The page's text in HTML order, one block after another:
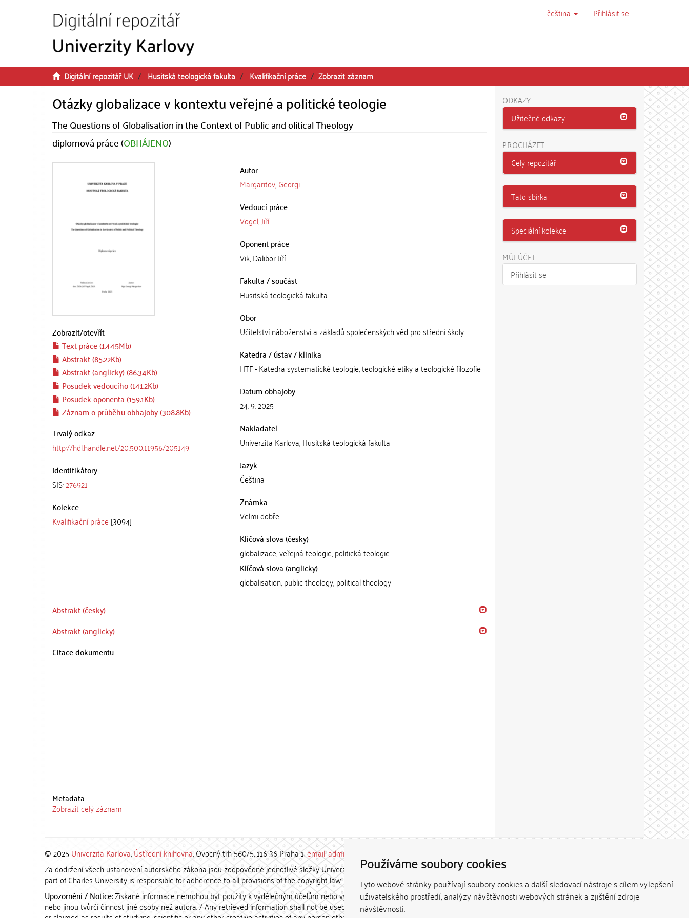
Používáme soubory cookies
Tyto webové stránky používají soubory cookies a další sledovací nástroje s cílem vylepšení
uživatelského prostředí, analýzy návštěvnosti webových stránek a zjištění zdroje
návštěvnosti.
čeština Přihlásit se
Digitální repozitář UK Husitská teologická fakulta Kvalifikační práce Zobrazit záznam
Otázky globalizace v kontextu veřejné a politické teologie
The Questions of Globalisation in the Context of Public and olitical Theology
diplomová práce (OBHÁJENO)
Zobrazit/otevřít
Text práce (1.445Mb)
Abstrakt (85.22Kb)
Abstrakt (anglicky) (86.34Kb)
Posudek vedoucího (141.2Kb)
Posudek oponenta (159.1Kb)
Záznam o průběhu obhajoby (308.8Kb)
Trvalý odkaz
http://hdl.handle.net/20.500.11956/205149
Identifikátory
SIS:276921
Kolekce
Kvalifikační práce [3094]
Autor
Margaritov, Georgi
Vedoucí práce
Vogel, Jiří
Oponent práce
Vik, Dalibor Jiří
Fakulta / součást
Husitská teologická fakulta
Obor
Učitelství náboženství a základů společenských věd pro střední školy
Katedra / ústav / klinika
HTF - Katedra systematické teologie, teologické etiky a teologické filozofie
Datum obhajoby
24. 9. 2025
Nakladatel
Univerzita Karlova, Husitská teologická fakulta
Jazyk
Čeština
Známka
Velmi dobře
Klíčová slova (česky)
globalizace, veřejná teologie, politická teologie
Klíčová slova (anglicky)
globalisation, public theology, political theology
Abstrakt (česky)
Abstrakt (anglicky)
Citace dokumentu
Metadata
Zobrazit celý záznam
ODKAZY
Užitečné odkazy
PROCHÁZET
Celý repozitář
Tato sbírka
Speciální kolekce
MŮJ ÚČET
Přihlásit se
© 2025 Univerzita Karlova,Ústřední knihovna, Ovocný trh 560/5, 116 36 Praha 1;email: admin-repozitar [at] cuni.cz
Za dodržení všech ustanovení autorského zákona jsou zodpovědné jednotlivé složky Univerzity Karlovy. / Each constituent
part of Charles University is responsible for adherence to all provisions of the copyright law.
Upozornění / Notice:Získané informace nemohou být použity k výdělečným účelům nebo vydávány za studijní, vědeckou
nebo jinou tvůrčí činnost jiné osoby než autora. / Any retrieved information shall not be used for any commercial purposes